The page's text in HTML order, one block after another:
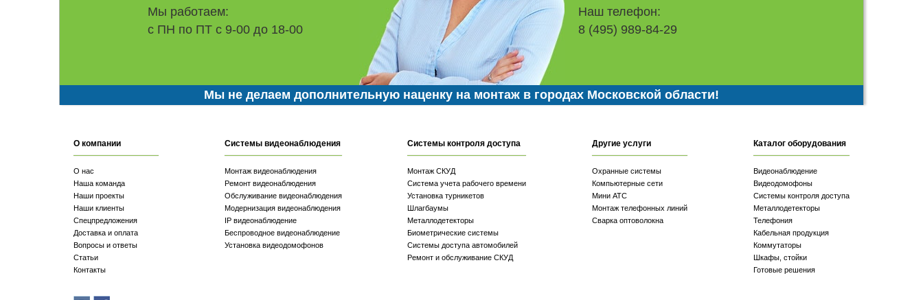
Мы работаем:
с ПН по ПТ с 9-00 до 18-00
Наш телефон:
8 (495) 989-84-29
Мы не делаем дополнительную наценку на монтаж в городах Московской области!
О компании
О нас
Наша команда
Наши проекты
Наши клиенты
Спецпредложения
Доставка и оплата
Вопросы и ответы
Статьи
Контакты
Системы видеонаблюдения
Монтаж видеонаблюдения
Ремонт видеонаблюдения
Обслуживание видеонаблюдения
Модернизация видеонаблюдения
IP видеонаблюдение
Беспроводное видеонаблюдение
Установка видеодомофонов
Системы контроля доступа
Монтаж СКУД
Система учета рабочего времени
Установка турникетов
Шлагбаумы
Металлодетекторы
Биометрические системы
Системы доступа автомобилей
Ремонт и обслуживание СКУД
Другие услуги
Охранные системы
Компьютерные сети
Мини АТС
Монтаж телефонных линий
Сварка оптоволокна
Каталог оборудования
Видеонаблюдение
Видеодомофоны
Системы контроля доступа
Металлодетекторы
Телефония
Кабельная продукция
Коммутаторы
Шкафы, стойки
Готовые решения